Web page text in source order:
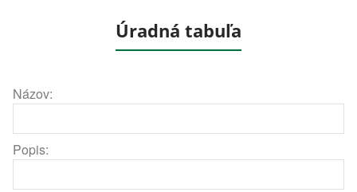
Úradná tabuľa
Názov:
Popis: